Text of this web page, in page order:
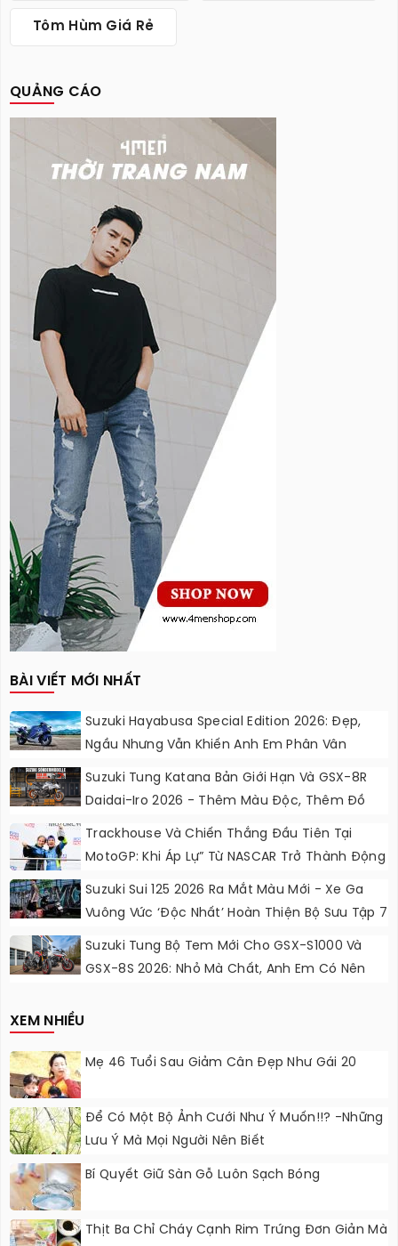
Tôm Hùm Giá Rẻ
QUẢNG CÁO
BÀI VIẾT MỚI NHẤT
Suzuki Hayabusa Special Edition 2026: Đẹp,
Ngầu Nhưng Vẫn Khiến Anh Em Phân Vân
Suzuki Tung Katana Bản Giới Hạn Và GSX-8R
Daidai-Iro 2026 - Thêm Màu Độc, Thêm Đồ
Chơi, Thêm Cá Tính
Trackhouse Và Chiến Thắng Đầu Tiên Tại
MotoGP: Khi Áp Lự” Từ NASCAR Trở Thành Động
Lực Ngọt Ngào
Suzuki Sui 125 2026 Ra Mắt Màu Mới - Xe Ga
Vuông Vức ‘độc Nhất’ Hoàn Thiện Bộ Sưu Tập 7
Sắc Cầu Vồng
Suzuki Tung Bộ Tem Mới Cho GSX-S1000 Và
GSX-8S 2026: Nhỏ Mà Chất, Anh Em Có Nên
XEM NHIỀU
Mẹ 46 Tuổi Sau Giảm Cân Đẹp Như Gái 20
Để Có Một Bộ Ảnh Cưới Như Ý Muốn!!? -Những
Lưu Ý Mà Mọi Người Nên Biết
Bí Quyết Giữ Sàn Gỗ Luôn Sạch Bóng
Thịt Ba Chỉ Cháy Cạnh Rim Trứng Đơn Giản Mà